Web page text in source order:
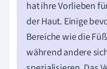
hat ihre Vorlieben
der Haut. Einige
Bereiche wie die
während andere